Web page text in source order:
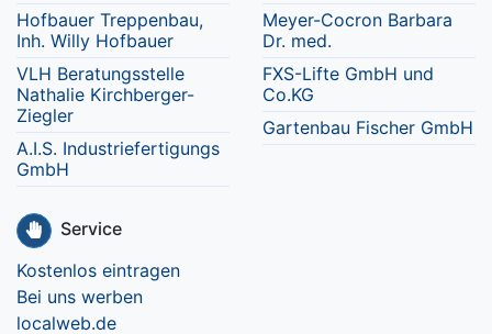
Hofbauer Treppenbau,
Inh. Willy Hofbauer
VLH Beratungsstelle
Nathalie Kirchberger-
Ziegler
A.I.S. Industriefertigungs
GmbH
Meyer-Cocron Barbara
Dr. med.
FXS-Lifte GmbH und
Co.KG
Gartenbau Fischer GmbH
Service
Kostenlos eintragen
Bei uns werben
localweb.de